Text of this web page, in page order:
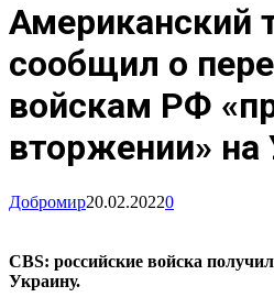
Американский
сообщил о
войскам РФ
вторжении» на
Добромир20.02.20220
CBS: российские войска
Украину.